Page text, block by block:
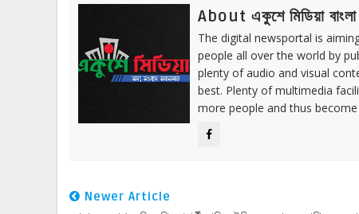
About একুশে মিডিয়া
The digital newsportal is
people all over the world by
plenty of audio and visual
best. Plenty of multimedia
more people and thus
Newer Article